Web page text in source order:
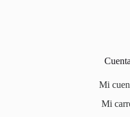
Cuenta
Mi
Mi